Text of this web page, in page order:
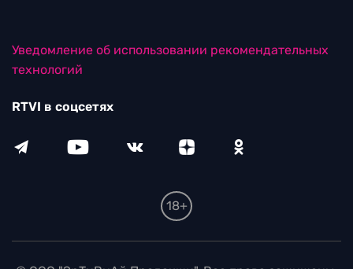
Уведомление об использовании рекомендательных
технологий
RTVI в соцсетях
18+